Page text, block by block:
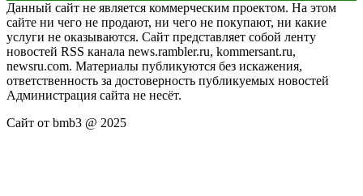
Данный сайт не является коммерческим проектом. На этом
сайте ни чего не продают, ни чего не покупают, ни какие
услуги не оказываются. Сайт представляет собой ленту
новостей RSS канала news.rambler.ru, kommersant.ru,
newsru.com. Материалы публикуются без искажения,
ответственность за достоверность публикуемых новостей
Администрация сайта не несёт.
Сайт от bmb3 @ 2025